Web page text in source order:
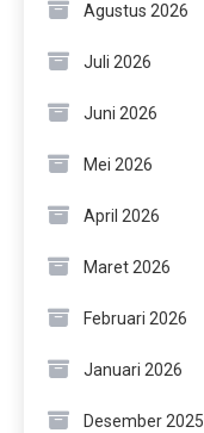
Agustus 2026
Juli 2026
Juni 2026
Mei 2026
April 2026
Maret 2026
Februari 2026
Januari 2026
Desember 2025